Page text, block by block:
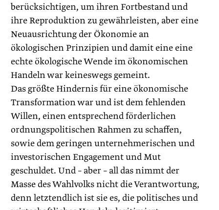
berücksichtigen, um ihren Fortbestand und
ihre Reproduktion zu gewährleisten, aber eine
Neuausrichtung der Ökonomie an
ökologischen Prinzipien und damit eine eine
echte ökologische Wende im ökonomischen
Handeln war keineswegs gemeint.
Das größte Hindernis für eine ökonomische
Transformation war und ist dem fehlenden
Willen, einen entsprechend förderlichen
ordnungspolitischen Rahmen zu schaffen,
sowie dem geringen unternehmerischen und
investorischen Engagement und Mut
geschuldet. Und – aber – all das nimmt der
Masse des Wahlvolks nicht die Verantwortung,
denn letztendlich ist sie es, die politisches und